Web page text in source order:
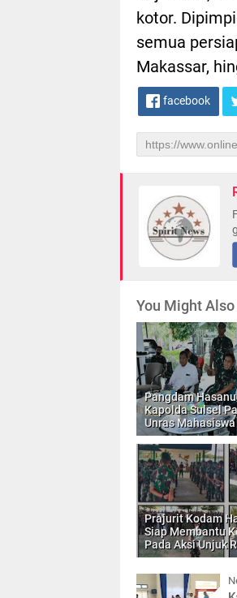
kotor.
semua
Makassar,
facebook
You Might
Pangdam
Kapolda Sulsel
Unras
Prajurit Kodam
Siap Membantu
Pada Aksi Unjuk